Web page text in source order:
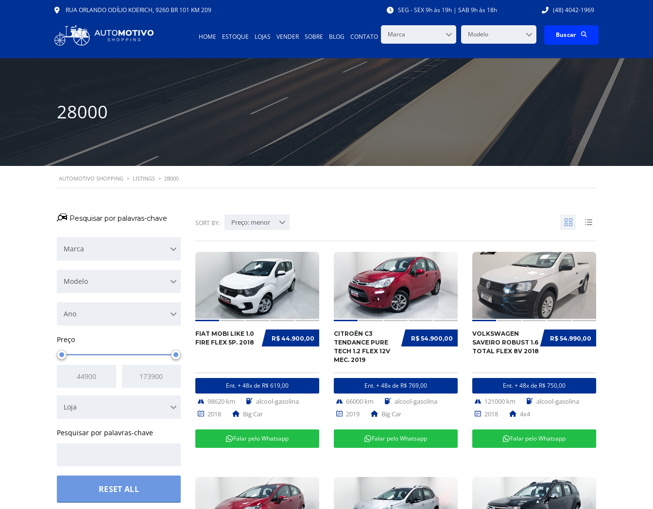
RUA ORLANDO ODÍLIO KOERICH, 9260 BR 101 KM 209 SEG - SEX 9h às 19h | SAB 9h às 18h (48) 4042-1969
HOME ESTOQUE LOJAS VENDER SOBRE BLOG CONTATO Marca Modelo Buscar
28000
AUTOMOTIVO SHOPPING > LISTINGS > 28000
Marca
Modelo
Ano
Preço
Loja
RESET ALL
SORT BY: Preço: menor
R$ 44.900,00
FIAT MOBI LIKE 1.0
FIRE FLEX 5P. 2018
Ent. + 48x de R$ 619,00
98620 km
alcool-gasolina
2018
Big Car
Falar pelo Whatsapp
R$ 54.900,00
CITROËN C3
TENDANCE PURE
TECH 1.2 FLEX 12V
MEC. 2019
Ent. + 48x de R$ 769,00
66000 km
alcool-gasolina
2019
Big Car
Falar pelo Whatsapp
R$ 54.990,00
VOLKSWAGEN
SAVEIRO ROBUST 1.6
TOTAL FLEX 8V 2018
Ent. + 48x de R$ 750,00
121000 km
alcool-gasolina
2018
4x4
Falar pelo Whatsapp